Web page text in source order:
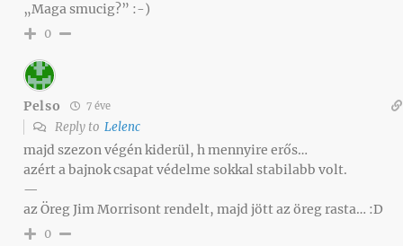
„Maga smucig?” :-)
0
Pelso 7 éve
Reply to Lelenc
majd szezon végén kiderül, h mennyire erős…
azért a bajnok csapat védelme sokkal stabilabb volt.
—
az Öreg Jim Morrisont rendelt, majd jött az öreg rasta… :D
0